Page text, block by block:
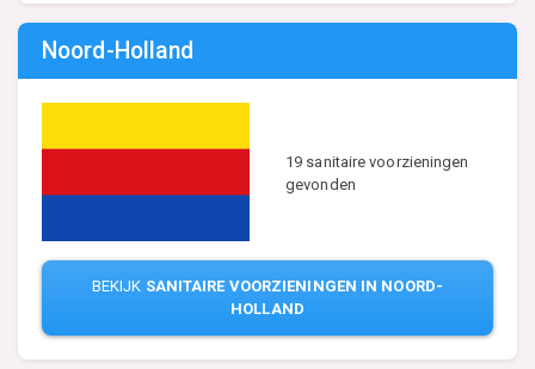
Noord-Holland
19 sanitaire voorzieningen
gevonden
BEKIJK SANITAIRE VOORZIENINGEN IN NOORD-
HOLLAND